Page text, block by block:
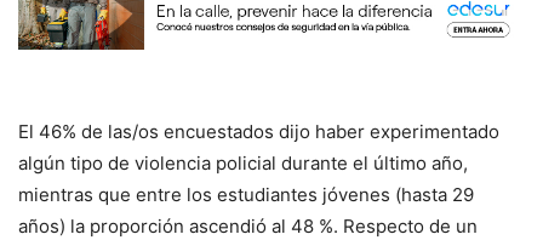
El 46% de las/os encuestados dijo haber experimentado
algún tipo de violencia policial durante el último año,
mientras que entre los estudiantes jóvenes (hasta 29
años) la proporción ascendió al 48 %. Respecto de un